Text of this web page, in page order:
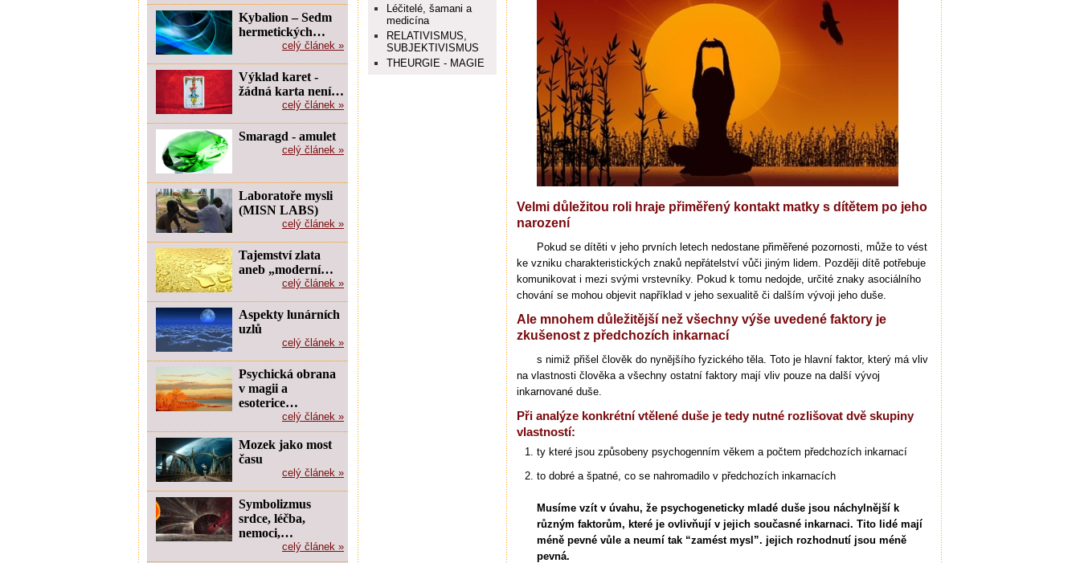
Velmi důležitou roli hraje přiměřený kontakt matky s dítětem po jeho
narození
Pokud se dítěti v jeho prvních letech nedostane přiměřené pozornosti, může to vést
ke vzniku charakteristických znaků nepřátelství vůči jiným lidem. Později dítě potřebuje
komunikovat i mezi svými vrstevníky. Pokud k tomu nedojde, určité znaky asociálního
chování se mohou objevit například v jeho sexualitě či dalším vývoji jeho duše.
Ale mnohem důležitější než všechny výše uvedené faktory je
zkušenost z předchozích inkarnací
s nimiž přišel člověk do nynějšího fyzického těla. Toto je hlavní faktor, který má vliv
na vlastnosti člověka a všechny ostatní faktory mají vliv pouze na další vývoj
inkarnované duše.
Při analýze konkrétní vtělené duše je tedy nutné rozlišovat dvě skupiny
vlastností:
ty které jsou způsobeny psychogenním věkem a počtem předchozích inkarnací
to dobré a špatné, co se nahromadilo v předchozích inkarnacích
Musíme vzít v úvahu, že psychogeneticky mladé duše jsou náchylnější k
různým faktorům, které je ovlivňují v jejich současné inkarnaci. Tito lidé mají
méně pevné vůle a neumí tak “zamést mysl”. jejich rozhodnutí jsou méně
pevná.
Léčitelé, šamani a
medicína
RELATIVISMUS,
SUBJEKTIVISMUS
THEURGIE - MAGIE
Kybalion – Sedm
hermetických…
celý článek »
Výklad karet -
žádná karta není…
celý článek »
Smaragd - amulet
celý článek »
Laboratoře mysli
(MISN LABS)
celý článek »
Tajemství zlata
aneb „moderní…
celý článek »
Aspekty lunárních
uzlů
celý článek »
Psychická obrana
v magii a
esoterice…
celý článek »
Mozek jako most
času
celý článek »
Symbolizmus
srdce, léčba,
nemoci,…
celý článek »